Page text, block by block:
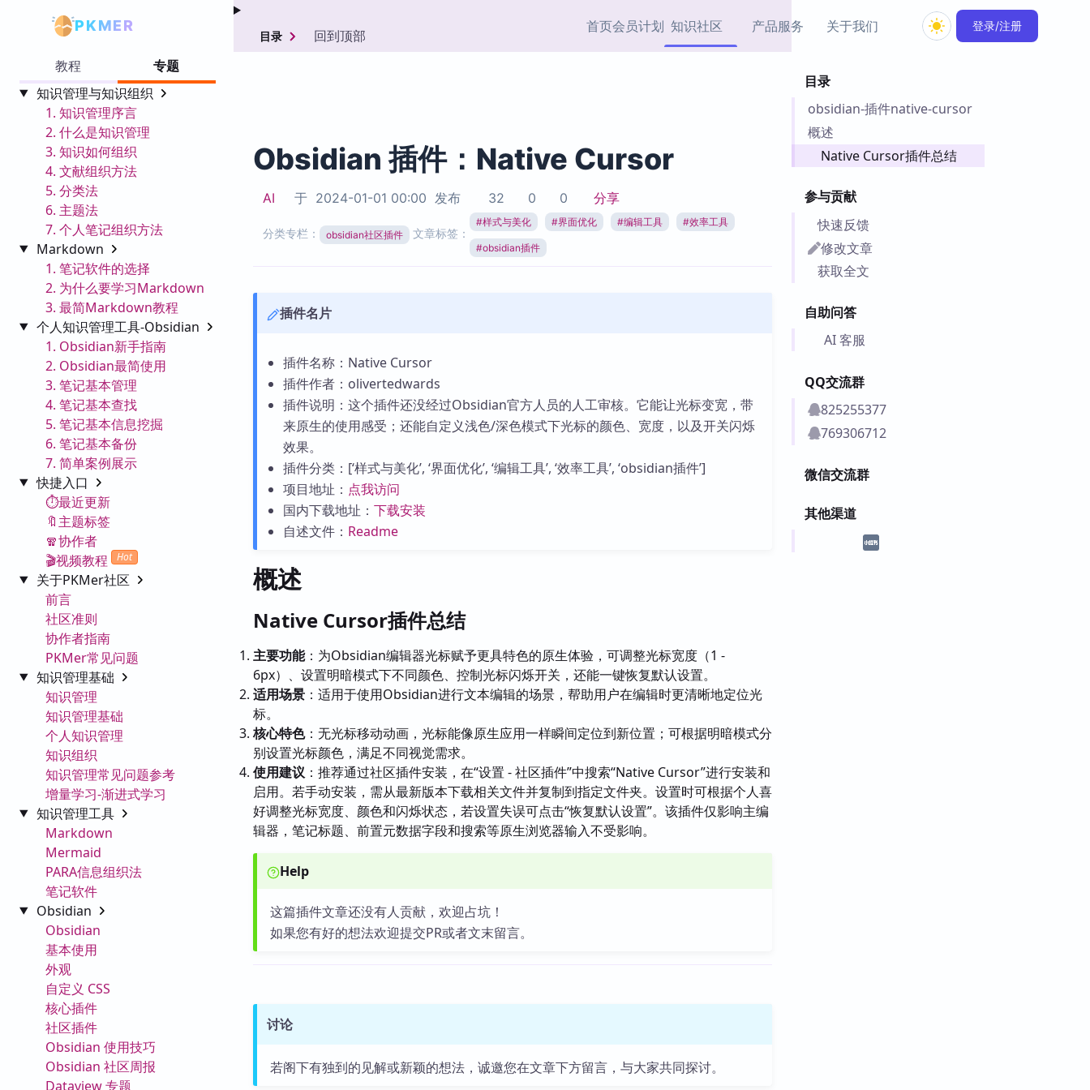
PKMER 首页会员计划 知识社区
协作者
热门链接 Top5
产品服务
载
加速访问 Obsidian 官方
市场
Zotero 插件
PKMer 出品的闪念笔记
插件
Obsidian 教程
关于我们 登录/注册
教程
专题
知识管理与知识组织
1. 知识管理序言
2. 什么是知识管理
3. 知识如何组织
4. 文献组织方法
5. 分类法
6. 主题法
7. 个人笔记组织方法
Markdown
1. 笔记软件的选择
2. 为什么要学习Markdown
3. 最简Markdown教程
个人知识管理工具-Obsidian
1. Obsidian新手指南
2. Obsidian最简使用
3. 笔记基本管理
4. 笔记基本查找
5. 笔记基本信息挖掘
6. 笔记基本备份
7. 简单案例展示
快捷入口
⏱️最近更新
🔖主题标签
🧣协作者
🎬视频教程
Hot
关于PKMer社区
前言
社区准则
协作者指南
PKMer常见问题
知识管理基础
知识管理
知识管理基础
个人知识管理
知识组织
知识管理常见问题参考
增量学习-渐进式学习
知识管理工具
Markdown
Mermaid
PARA信息组织法
笔记软件
Obsidian
Obsidian
基本使用
外观
自定义 CSS
核心插件
社区插件
Obsidian 使用技巧
Obsidian 社区周报
Dataview 专题
目录
obsidian-插件native-cursor
概述
Native Cursor插件总结
参与贡献
快速反馈
修改文章
获取全文
自助问答
AI 客服
QQ交流群
825255377
769306712
微信交流群
其他渠道
目录 回到顶部
Obsidian 插件：Native Cursor
AI 于 2024-01-01 00:00 发布 32 0 0 分享
分类专栏： obsidian社区插件 文章标签：
#样式与美化 #界面优化 #编辑工具 #效率工具
#obsidian插件
插件名片
插件名称：Native Cursor
插件作者：olivertedwards
插件说明：这个插件还没经过Obsidian官方人员的人工审核。它能让光标变宽，带
来原生的使用感受；还能自定义浅色/深色模式下光标的颜色、宽度，以及开关闪烁
效果。
插件分类：[‘样式与美化’, ‘界面优化’, ‘编辑工具’, ‘效率工具’, ‘obsidian插件’]
项目地址： 点我访问
国内下载地址： 下载安装
自述文件： Readme
概述
Native Cursor插件总结
主要功能：为Obsidian编辑器光标赋予更具特色的原生体验，可调整光标宽度（1 -
6px）、设置明暗模式下不同颜色、控制光标闪烁开关，还能一键恢复默认设置。
适用场景 ：适用于使用Obsidian进行文本编辑的场景，帮助用户在编辑时更清晰地定位光
标。
核心特色：无光标移动动画，光标能像原生应用一样瞬间定位到新位置；可根据明暗模式分
别设置光标颜色，满足不同视觉需求。
使用建议 ：推荐通过社区插件安装，在“设置 - 社区插件”中搜索“Native Cursor”进行安装和
启用。若手动安装，需从最新版本下载相关文件并复制到指定文件夹。设置时可根据个人喜
好调整光标宽度、颜色和闪烁状态，若设置失误可点击“恢复默认设置”。该插件仅影响主编
辑器，笔记标题、前置元数据字段和搜索等原生浏览器输入不受影响。
Help
这篇插件文章还没有人贡献，欢迎占坑！
如果您有好的想法欢迎提交PR或者文末留言。
讨论
若阁下有独到的见解或新颖的想法，诚邀您在文章下方留言，与大家共同探讨。